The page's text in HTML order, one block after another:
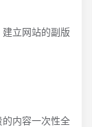
立网站的副版
内容一次性全